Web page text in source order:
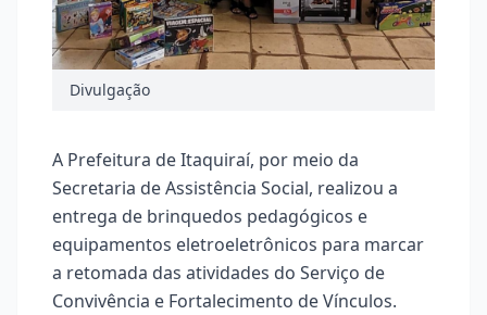
Divulgação
A Prefeitura de Itaquiraí, por meio da
Secretaria de Assistência Social, realizou a
entrega de brinquedos pedagógicos e
equipamentos eletroeletrônicos para marcar
a retomada das atividades do Serviço de
Convivência e Fortalecimento de Vínculos.